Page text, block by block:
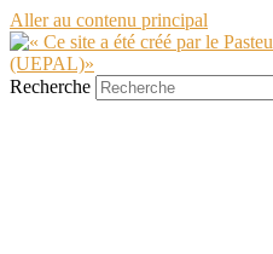
Aller au contenu principal
Recherche